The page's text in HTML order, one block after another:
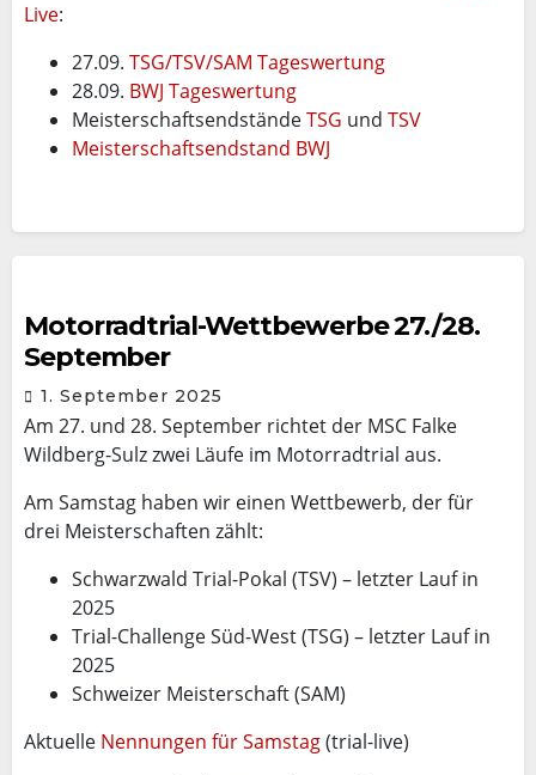
Live:
27.09. TSG/TSV/SAM Tageswertung
28.09. BWJ Tageswertung
MeisterschaftsendständeTSG und TSV
Meisterschaftsendstand BWJ
Motorradtrial-Wettbewerbe 27./28.
September
1. September 2025
Am 27. und 28. September richtet der MSC Falke
Wildberg-Sulz zwei Läufe im Motorradtrial aus.
Am Samstag haben wir einen Wettbewerb, der für
drei Meisterschaften zählt:
Schwarzwald Trial-Pokal (TSV) – letzter Lauf in
2025
Trial-Challenge Süd-West (TSG) – letzter Lauf in
2025
Schweizer Meisterschaft (SAM)
Aktuelle Nennungen für Samstag(trial-live)